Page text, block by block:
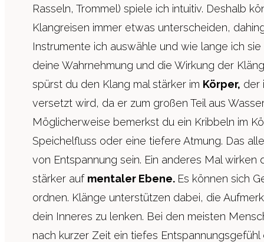
Rasseln, Trommel) spiele ich intuitiv. Deshalb
Klangreisen immer etwas unterscheiden,
Instrumente ich auswähle und wie lange ich
deine Wahrnehmung und die Wirkung der
spürst du den Klang mal stärker im Körper, der
versetzt wird, da er zum großen Teil aus
Möglicherweise bemerkst du ein Kribbeln im
Speichelfluss oder eine tiefere Atmung. Das
von Entspannung sein. Ein anderes Mal wirken
stärker auf mentaler Ebene. Es können sich
ordnen. Klänge unterstützen dabei, die
dein Inneres zu lenken. Bei den meisten
nach kurzer Zeit ein tiefes Entspannungsgefühl